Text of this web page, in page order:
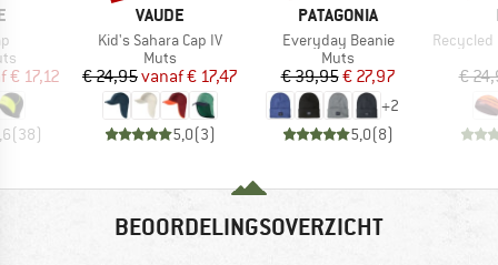
prijs
€ 17,12
(38)
MERK
VAUDE
Artikel
Kid's Sahara Cap IV
Productgroep
Muts
Prijs
€ 24,95 Verlaagde prijs
vanaf€ 17,47
5,0(3)
MERK
PATAGONIA
Artikel
Everyday Beanie
Productgroep
Muts
Prijs
€ 39,95Verlaagde prijs
€ 27,97
+2
5,0(8)
Artikel
Recycled
€
BEOORDELINGSOVERZICHT